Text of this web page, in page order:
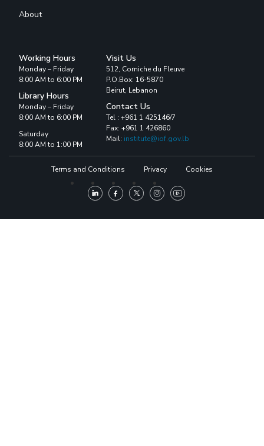
About
Working Hours
Monday – Friday
8:00 AM to 6:00 PM
Library Hours
Monday – Friday
8:00 AM to 6:00 PM
Saturday
8:00 AM to 1:00 PM
Visit Us
512, Corniche du Fleuve
P.O.Box: 16-5870
Beirut, Lebanon
Contact Us
Tel : +961 1 425146/7
Fax: +961 1 426860
Mail: institute@iof.gov.lb
Terms and Conditions Privacy Cookies